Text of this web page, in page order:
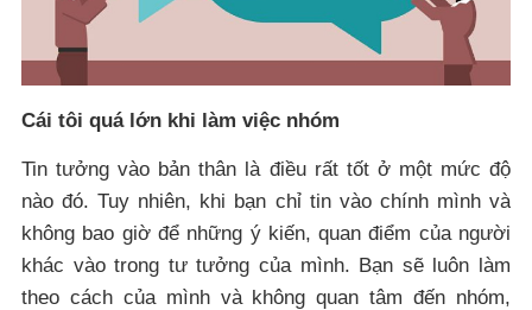
Cái tôi quá lớn khi làm việc nhóm
Tin tưởng vào bản thân là điều rất tốt ở một mức độ
nào đó. Tuy nhiên, khi bạn chỉ tin vào chính mình và
không bao giờ để những ý kiến, quan điểm của người
khác vào trong tư tưởng của mình. Bạn sẽ luôn làm
theo cách của mình và không quan tâm đến nhóm,